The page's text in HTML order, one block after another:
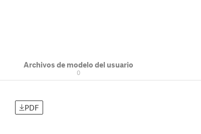
Archivos de modelo del usuario
0
PDF